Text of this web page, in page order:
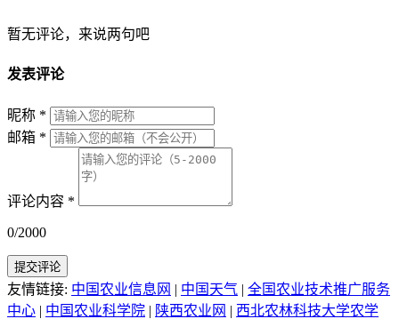
暂无评论，来说两句吧
发表评论
昵称 *
邮箱 *
评论内容 *
0/2000
提交评论
友情链接: 中国农业信息网 | 中国天气 | 全国农业技术推广服务
中心 | 中国农业科学院 | 陕西农业网 | 西北农林科技大学农学